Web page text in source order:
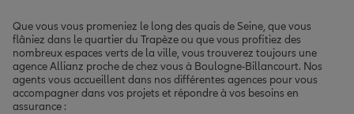
Que vous vous promeniez le long des quais de Seine, que vous
flâniez dans le quartier du Trapèze ou que vous profitiez des
nombreux espaces verts de la ville, vous trouverez toujours une
agence Allianz proche de chez vous à Boulogne-Billancourt. Nos
agents vous accueillent dans nos différentes agences pour vous
accompagner dans vos projets et répondre à vos besoins en
assurance :